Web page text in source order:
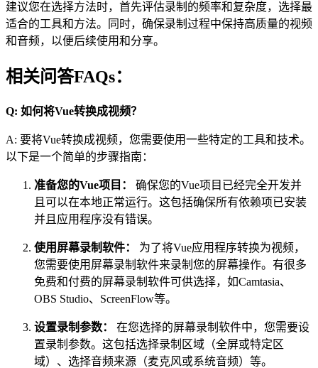
建议您在选择方法时，首先评估录制的频率和复杂度，选择最
适合的工具和方法。同时，确保录制过程中保持高质量的视频
和音频，以便后续使用和分享。
相关问答FAQs：
Q: 如何将Vue转换成视频？
A: 要将Vue转换成视频，您需要使用一些特定的工具和技术。
以下是一个简单的步骤指南：
准备您的Vue项目：
确保您的Vue项目已经完全开发并
且可以在本地正常运行。这包括确保所有依赖项已安装
并且应用程序没有错误。
使用屏幕录制软件：
为了将Vue应用程序转换为视频，
您需要使用屏幕录制软件来录制您的屏幕操作。有很多
免费和付费的屏幕录制软件可供选择，如Camtasia、
OBS Studio、ScreenFlow等。
设置录制参数：
在您选择的屏幕录制软件中，您需要设
置录制参数。这包括选择录制区域（全屏或特定区
域）、选择音频来源（麦克风或系统音频）等。